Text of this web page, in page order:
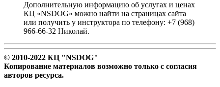
Дополнительную информацию об услугах и ценах
КЦ «NSDOG» можно найти на страницах сайта
или получить у инструктора по телефону: +7 (968)
966-66-32 Николай.
© 2010-2022 КЦ "NSDOG"
Копирование материалов возможно только с согласия
авторов ресурса.